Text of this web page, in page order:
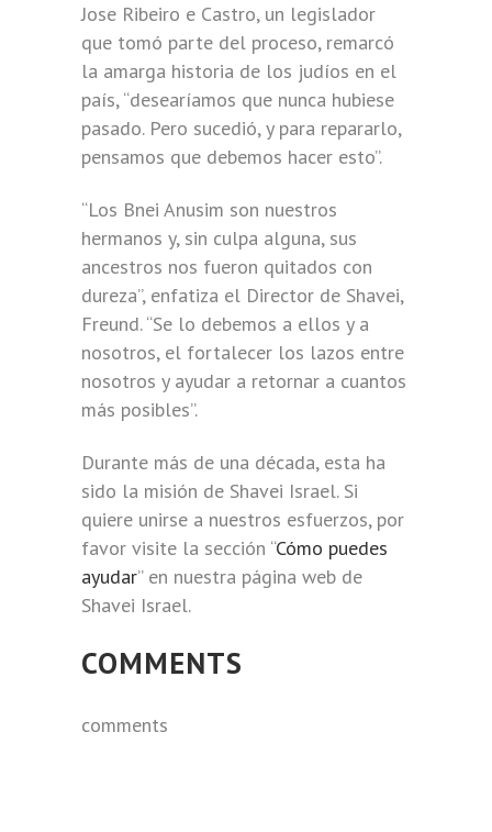
Jose Ribeiro e Castro, un legislador
que tomó parte del proceso, remarcó
la amarga historia de los judíos en el
país, “desearíamos que nunca hubiese
pasado. Pero sucedió, y para repararlo,
pensamos que debemos hacer esto”.
“Los Bnei Anusim son nuestros
hermanos y, sin culpa alguna, sus
ancestros nos fueron quitados con
dureza”, enfatiza el Director de Shavei,
Freund. “Se lo debemos a ellos y a
nosotros, el fortalecer los lazos entre
nosotros y ayudar a retornar a cuantos
más posibles”.
Durante más de una década, esta ha
sido la misión de Shavei Israel. Si
quiere unirse a nuestros esfuerzos, por
favor visite la sección “Cómo puedes
ayudar” en nuestra página web de
Shavei Israel.
COMMENTS
comments